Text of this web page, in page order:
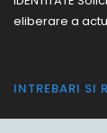
eliberare a
INTREBARI SI